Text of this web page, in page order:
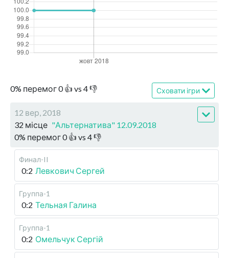
0% перемог0👍 vs 4👎 Сховати ігри
12 вер, 2018
32 місце "Альтернатива" 12.09.2018
0% перемог0👍 vs 4👎
Финал-II
0:2 Левкович Сергей
Группа-1
0:2 Тельная Галина
Группа-1
0:2 Омельчук Сергій